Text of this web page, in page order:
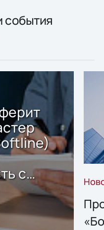
события
с